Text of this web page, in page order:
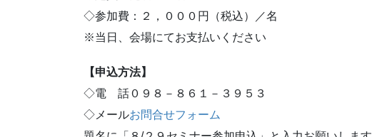
◇参加費：２，０００円（税込）／名
※当日、会場にてお支払いください
【申込方法】
◇電 話０９８－８６１－３９５３
◇メールお問合せフォーム